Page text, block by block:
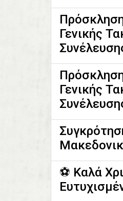
Γενικής
Γενικής
⚽️ Καλά